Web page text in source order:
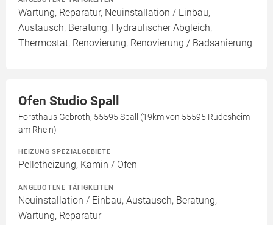
Wartung, Reparatur, Neuinstallation / Einbau,
Austausch, Beratung, Hydraulischer Abgleich,
Thermostat, Renovierung, Renovierung / Badsanierung
Ofen Studio Spall
Forsthaus Gebroth, 55595 Spall (19km von 55595 Rüdesheim
am Rhein)
HEIZUNG SPEZIALGEBIETE
Pelletheizung, Kamin / Ofen
ANGEBOTENE TÄTIGKEITEN
Neuinstallation / Einbau, Austausch, Beratung,
Wartung, Reparatur